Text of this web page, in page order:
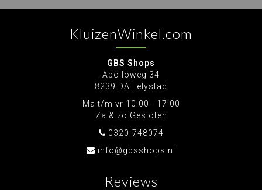
KluizenWinkel.com
GBS Shops
Apolloweg 34
8239 DA Lelystad
Ma t/m vr 10:00 - 17:00
Za & zo Gesloten
0320-748074
info@gbsshops.nl
Reviews